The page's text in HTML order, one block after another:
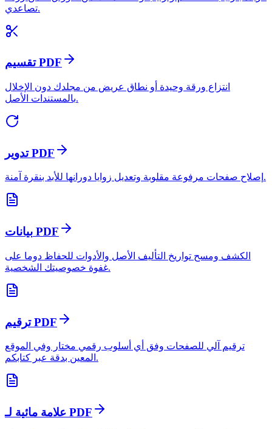
تصاعدي.
تقسيم PDF
انتزاع ورقة وحيدة أو نطاق عريض من مجلدك دون الإخلال
بالمستندات الأصل.
تدوير PDF
إصلاح صفحات مرفوعة مقلوبة وتعديل زوايا دورانها للأبد بنقرة آمنة.
بيانات PDF
الكشف ومسح تواريخ التأليف الأصل والأدوات للحفاظ دوما على
غفوة خصوصيتك الشخصية.
ترقيم PDF
ترقيم آلي للصفحات وفق أي أسلوب رقمي مختار وفي الموقع
المعين بدقة عبر كتابكم.
علامة مائية لـ PDF